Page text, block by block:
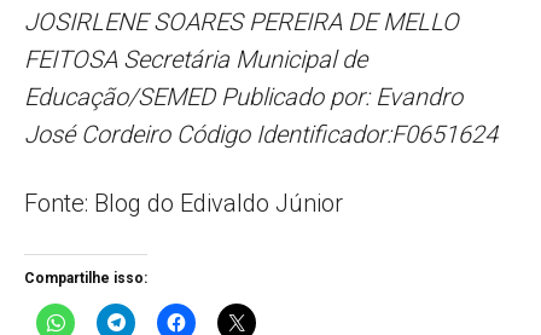
JOSIRLENE SOARES PEREIRA DE MELLO
FEITOSA Secretária Municipal de
Educação/SEMED Publicado por: Evandro
José Cordeiro Código Identificador:F0651624
Fonte: Blog do Edivaldo Júnior
Compartilhe isso: